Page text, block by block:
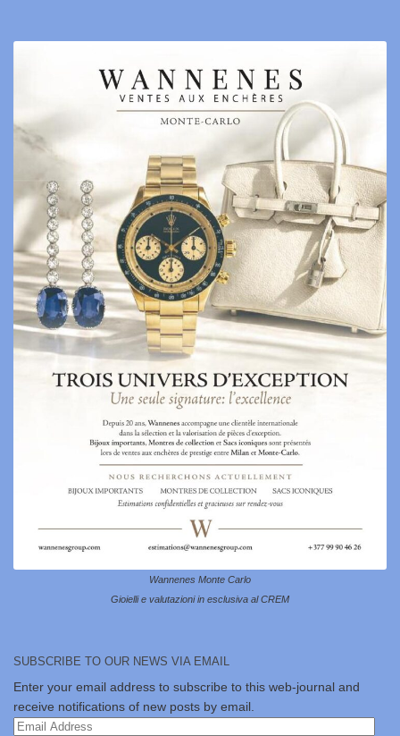
Wannenes Monte Carlo
Gioielli e valutazioni in esclusiva al CREM
SUBSCRIBE TO OUR NEWS VIA EMAIL
Enter your email address to subscribe to this web-journal and
receive notifications of new posts by email.
Email